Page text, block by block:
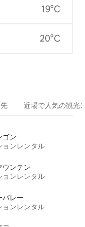
19°C
20°C
近場で人気の観光
ゴン
ョンレンタル
ウンテン
ョンレンタル
バレー
ョンレンタル